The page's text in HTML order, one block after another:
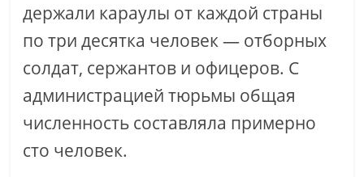
держали караулы от каждой страны
по три десятка человек — отборных
солдат, сержантов и офицеров. С
администрацией тюрьмы общая
численность составляла примерно
сто человек.